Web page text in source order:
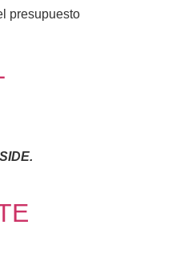
presupuesto